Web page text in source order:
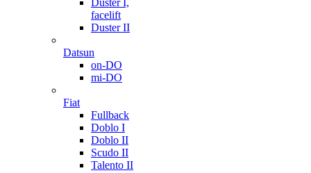
Duster I,
facelift
Duster II
Datsun
on-DO
mi-DO
Fiat
Fullback
Doblo I
Doblo II
Scudo II
Talento II